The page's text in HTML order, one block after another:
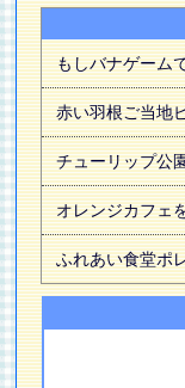
もしバナゲーム
赤い羽根ご当地
チューリップ公
オレンジカフェ
ふれあい食堂ポ